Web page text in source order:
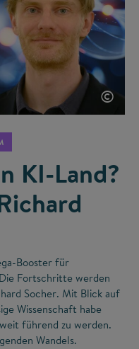
©
KI-Land?
Booster für
Fortschritte werden
Socher. Mit Blick auf
Wissenschaft habe
führend zu werden.
Wandels.